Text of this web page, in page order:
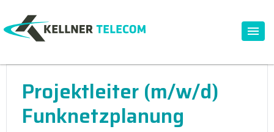
Projektleiter (m/w/d)
Funknetzplanung